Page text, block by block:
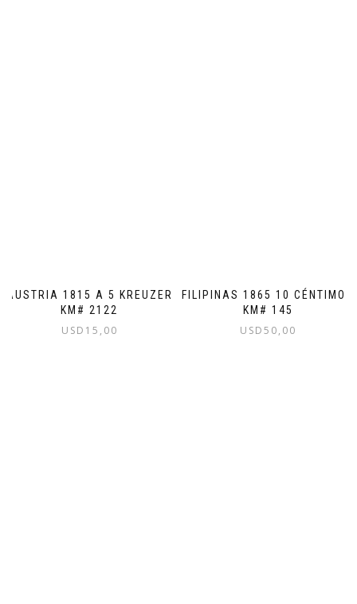
AUSTRIA 1815 A 5 KREUZER
KM# 2122
USD 15,00
FILIPINAS 1865 10 CÉNTIMOS
KM# 145
USD50,00